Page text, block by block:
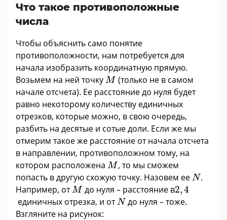
Что такое противоположные
числа
Чтобы объяснить само понятие
противоположности, нам потребуется для
начала изобразить координатную прямую.
Возьмем на ней точку M
M (только не в самом
начале отсчета). Ее расстояние до нуля будет
равно некоторому количеству единичных
отрезков, которые можно, в свою очередь,
разбить на десятые и сотые доли. Если же мы
отмерим такое же расстояние от начала отсчета
в направлении, противоположном тому, на
котором расположена M
M , то мы сможем
попасть в другую схожую точку. Назовем ее N
N.
Например, от M
M до нуля ­– расстояние в2,4
2 4
единичных отрезка, и от N
Nдо нуля – тоже.
Взгляните на рисунок: